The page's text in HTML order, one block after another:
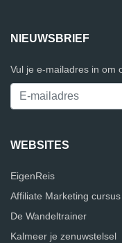
NIEUWSBRIEF
Vul je e-mailadres in om
WEBSITES
EigenReis
Affiliate Marketing cursus
De Wandeltrainer
Kalmeer je zenuwstelsel